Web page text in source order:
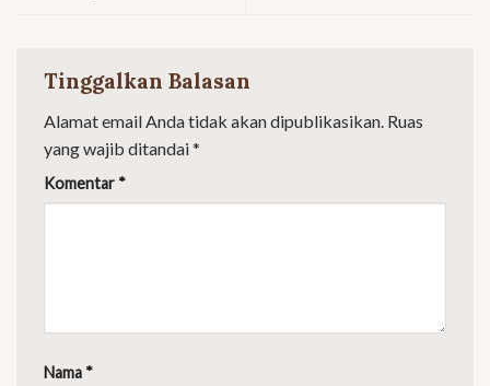
Tinggalkan Balasan
Alamat email Anda tidak akan dipublikasikan. Ruas
yang wajib ditandai*
Komentar *
Nama *